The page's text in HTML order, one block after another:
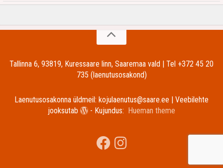
Tallinna 6, 93819, Kuressaare linn, Saaremaa vald | Tel +372 45 20
735 (laenutusosakond)
Laenutusosakonna üldmeil: kojulaenutus@saare.ee | Veebilehte
jooksutab
- Kujundus: Hueman theme